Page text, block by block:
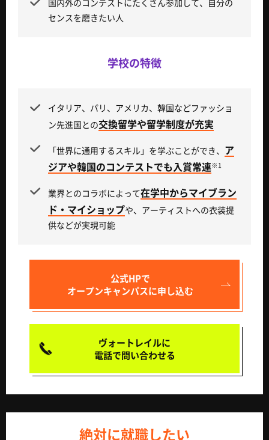
国内外のコンテストにたくさん参加して、自分の
センスを磨きたい人
学校の特徴
イタリア、パリ、アメリカ、韓国などファッショ
ン先進国との交換留学や留学制度が充実
「世界に通用するスキル」を学ぶことができ、 ア
ジアや韓国のコンテストでも入賞常連※1
業界とのコラボによって在学中からマイブラン
ド・マイショップや、アーティストへの衣装提
供などが実現可能
公式HPで
オープンキャンパスに申し込む
ヴォートレイルに
電話で問い合わせる
絶対に就職したい